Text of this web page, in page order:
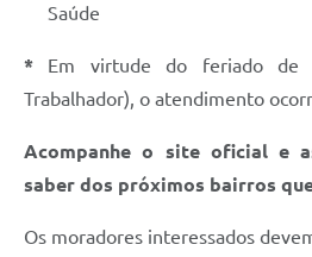
Saúde
* Em virtude do feriado
Trabalhador), o atendimento
Acompanhe o site oficial e
saber dos próximos bairros
Os moradores interessados